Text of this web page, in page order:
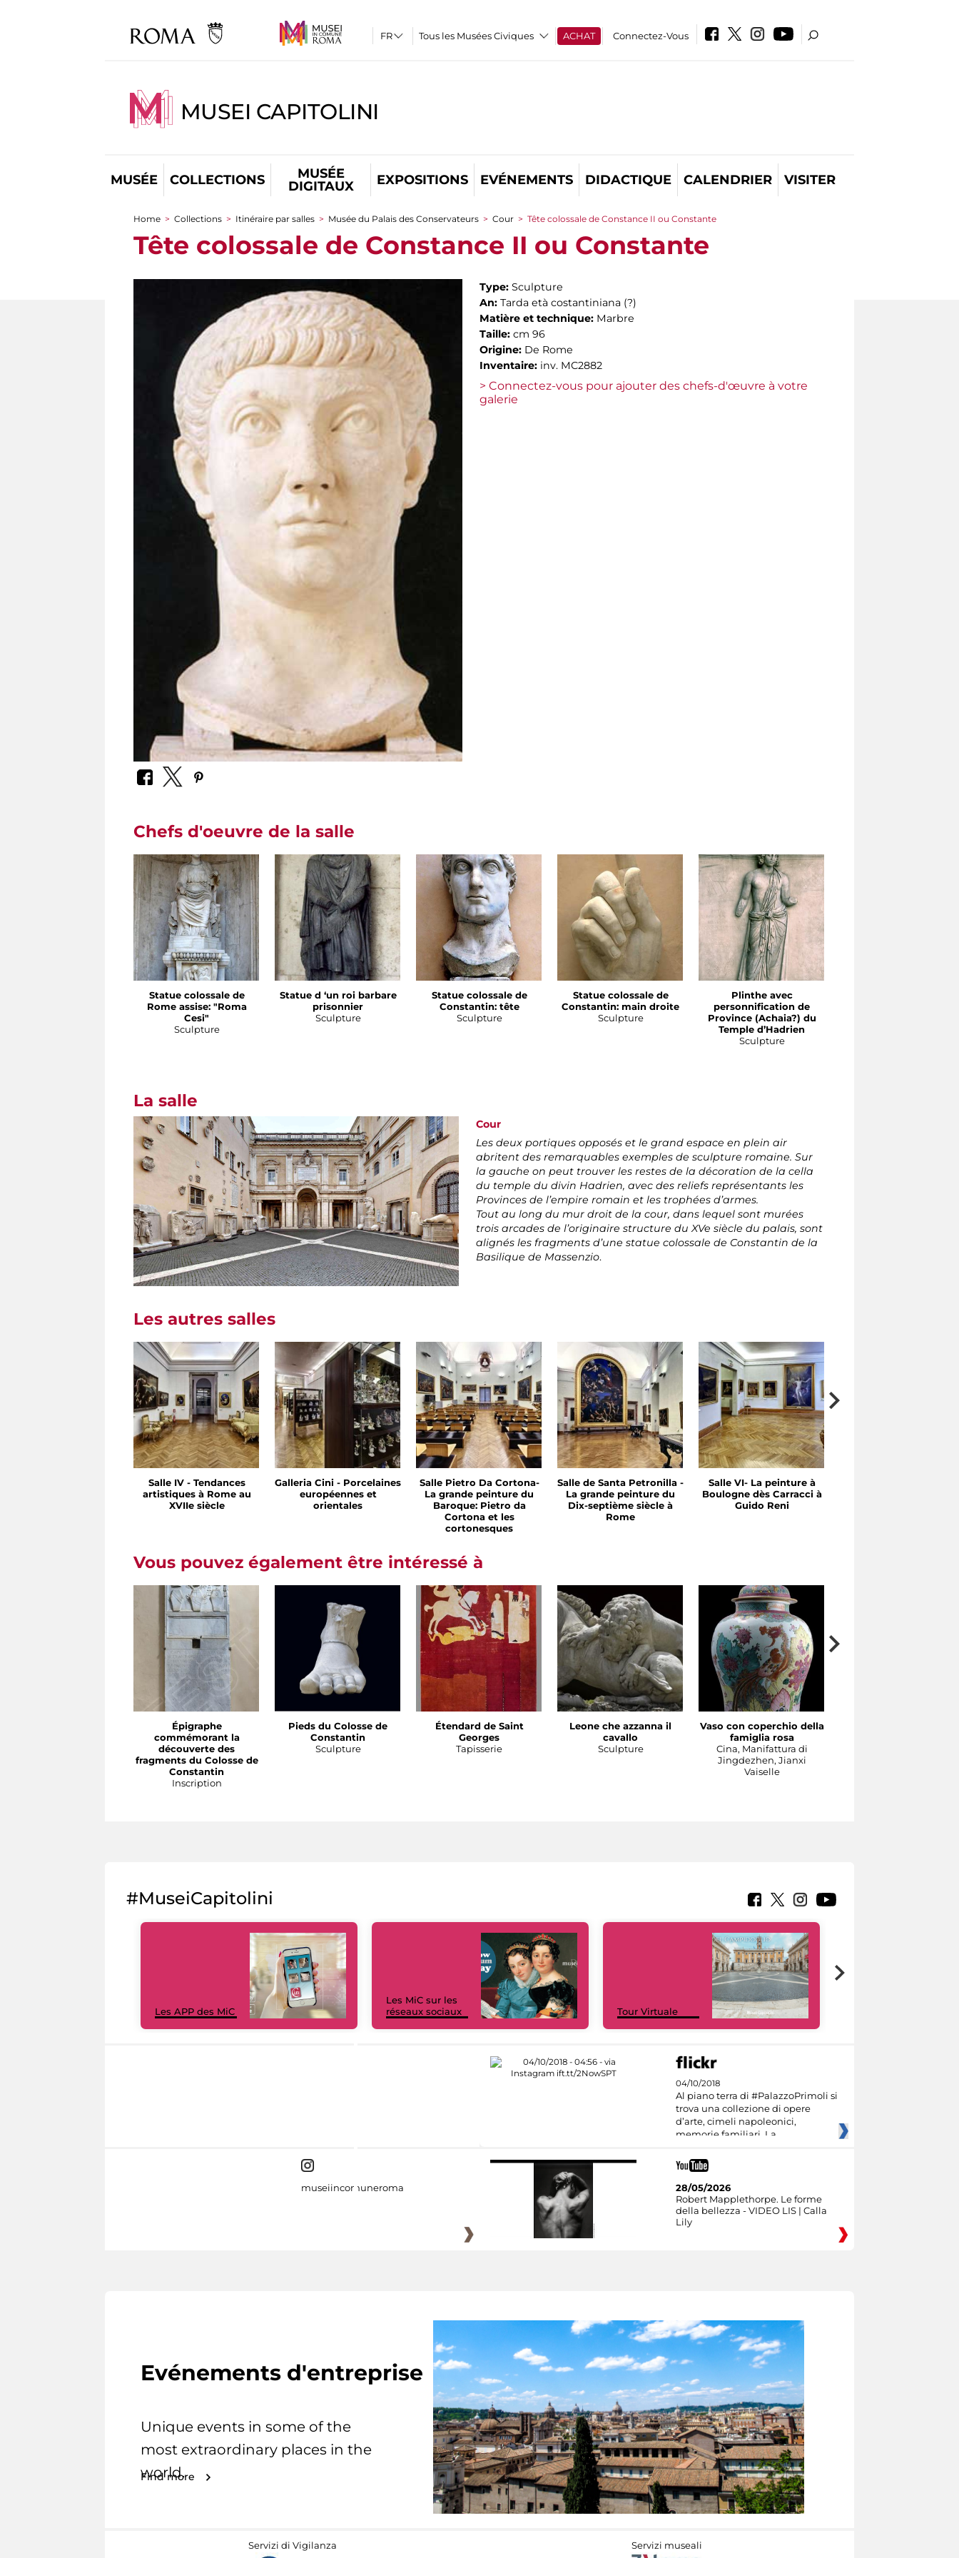
Tous les Musées Civiques ACHAT Connectez-Vous
MUSEI CAPITOLINI
MUSÉE COLLECTIONS
MUSÉE
DIGITAUX
EXPOSITIONS EVÉNEMENTS DIDACTIQUE CALENDRIER VISITER
You are here
Home > Collections > Itinéraire par salles > Musée du Palais des Conservateurs > Cour > Tête colossale de Constance II ou Constante
Tête colossale de Constance II ou Constante
Type: Sculpture
An: Tarda età costantiniana (?)
Matière et technique: Marbre
Taille: cm 96
Origine: De Rome
Inventaire: inv. MC2882
> Connectez-vous pour ajouter des chefs-d'œuvre à votre
galerie
Chefs d'oeuvre de la salle
Statue colossale de
Rome assise: "Roma
Cesi"
Sculpture
Statue d ‘un roi barbare
prisonnier
Sculpture
Statue colossale de
Constantin: tête
Sculpture
Statue colossale de
Constantin: main droite
Sculpture
Plinthe avec
personnification de
Province (Achaia?) du
Temple d’Hadrien
Sculpture
La salle
Cour
Les deux portiques opposés et le grand espace en plein air
abritent des remarquables exemples de sculpture romaine. Sur
la gauche on peut trouver les restes de la décoration de la cella
du temple du divin Hadrien, avec des reliefs représentants les
Provinces de l’empire romain et les trophées d’armes.
Tout au long du mur droit de la cour, dans lequel sont murées
trois arcades de l’originaire structure du XVe siècle du palais, sont
alignés les fragments d’une statue colossale de Constantin de la
Basilique de Massenzio.
Les autres salles
Salle IV - Tendances
artistiques à Rome au
XVIIe siècle
Galleria Cini - Porcelaines
européennes et
orientales
Salle Pietro Da Cortona-
La grande peinture du
Baroque: Pietro da
Cortona et les
cortonesques
Salle de Santa Petronilla -
La grande peinture du
Dix-septième siècle à
Rome
Salle VI- La peinture à
Boulogne dès Carracci à
Guido Reni
Vous pouvez également être intéressé à
Épigraphe
commémorant la
découverte des
fragments du Colosse de
Constantin
Inscription
Pieds du Colosse de
Constantin
Sculpture
Étendard de Saint
Georges
Tapisserie
Leone che azzanna il
cavallo
Sculpture
Vaso con coperchio della
famiglia rosa
Cina, Manifattura di
Jingdezhen, Jianxi
Vaiselle
#MuseiCapitolini
Les APP des MiC
Les MiC sur les
réseaux sociaux
Tour Virtuale
04/10/2018
Al piano terra di #PalazzoPrimoli si
trova una collezione di opere
d’arte, cimeli napoleonici,
memorie familiari. La
museiincomuneroma
28/05/2026
Robert Mapplethorpe. Le forme
della bellezza - VIDEO LIS | Calla
Lily
Evénements d'entreprise
Unique events in some of the
most extraordinary places in the
world.
Find more
Servizi di Vigilanza Servizi museali